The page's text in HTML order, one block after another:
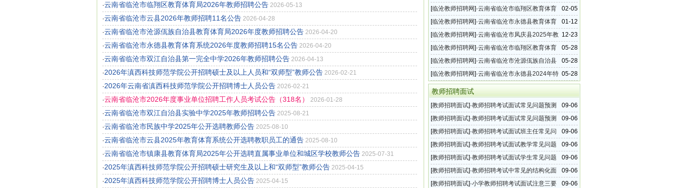
·云南省临沧市临翔区教育体育局2026年教师招聘公告 2026-05-13
·云南省临沧市云县2026年教师招聘11名公告 2026-04-28
·云南省临沧市沧源佤族自治县教育体育局2026年度教师招聘公告 2026-04-20
·云南省临沧市永德县教育体育系统2026年度教师招聘15名公告 2026-04-20
·云南省临沧市双江自治县第一完全中学2026年教师招聘公告 2026-04-13
·2026年滇西科技师范学院公开招聘硕士及以上人员和“双师型”教师公告 2026-02-21
·2026年云南省滇西科技师范学院公开招聘博士人员公告 2026-02-21
·云南省临沧市2026年度事业单位招聘工作人员考试公告（318名）
2026-01-28
·云南省临沧市双江自治县实验中学2025年教师招聘公告 2025-08-21
·云南省临沧市民族中学2025年公开选聘教师公告 2025-08-10
·云南省临沧市云县2025年教育体育系统公开选聘教职员工的通告 2025-08-10
·云南省临沧市镇康县教育体育局2025年公开选聘直属事业单位和城区学校教师公告 2025-07-31
·2025年滇西科技师范学院公开招聘硕士研究生及以上和“双师型”教师公告 2025-04-15
·2025年滇西科技师范学院公开招聘博士人员公告 2025-04-15
单位教师招聘公告
02-05
[临沧教师招聘网]·云南省临沧市临翔区教育体育
局2025年教师招聘公告
01-12
[临沧教师招聘网]·云南省临沧市永德县教育体育
局2025年教师招聘15名公告
12-23
[临沧教师招聘网]·云南省临沧市凤庆县2025年教
师招聘15名公告
05-28
[临沧教师招聘网]·云南省临沧市临翔区教育体育
局2024年中央特岗教师招聘考试的公告
05-28
[临沧教师招聘网]·云南省临沧市沧源佤族自治县
教育体育局2024年中央特岗教师招聘考试公告
05-28
[临沧教师招聘网]·云南省临沧市永德县2024年特
岗教师招聘考试公告
教师招聘面试
09-06
[教师招聘面试]·教师招聘考试面试常见问题预测
二
09-06
[教师招聘面试]·教师招聘考试面试常见问题预测
一
09-06
[教师招聘面试]·教师招聘考试面试班主任常见问
题攻略
09-06
[教师招聘面试]·教师招聘考试面试教学常见问题
攻略
09-06
[教师招聘面试]·教师招聘考试面试学生常见问题
攻略
09-06
[教师招聘面试]·教师招聘考试中常见的结构化面
试试题
09-06
[教师招聘面试]·小学教师招聘考试面试注意三要